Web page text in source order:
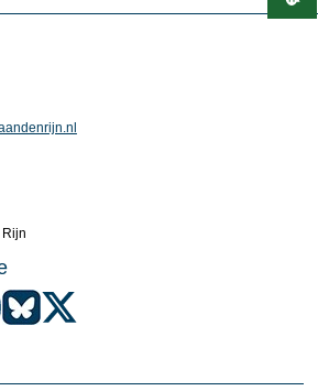
aan den Rijn op Facebook
Alphen aan den Rijn op Instagram
gemeente Alphen aan den Rijn op LinkedIn
Volg de gemeente Alphen aan den Rijn op YouTube
Volg de gemeente Alphen aan den Rijn op